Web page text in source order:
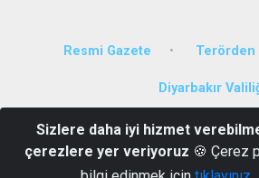
Resmi Gazete Terörden
Diyarbakır
Fatih Paşa Mahallesi Üçok Sokak
0412 223 33 25
Sizlere daha iyi hizmet
çerezlere yer veriyoruz 🍪 Çerez